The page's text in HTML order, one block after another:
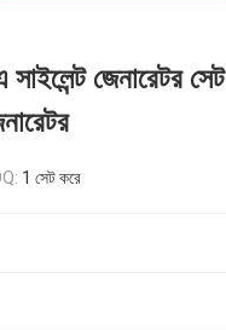
জেনারেটর সেট
1 সেট করে